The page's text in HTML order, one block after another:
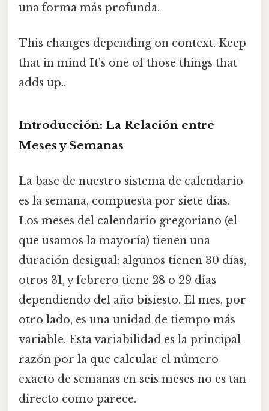
una forma más profunda.
This changes depending on context. Keep
that in mind It's one of those things that
adds up..
Introducción: La Relación entre
Meses y Semanas
La base de nuestro sistema de calendario
es la semana, compuesta por siete días.
Los meses del calendario gregoriano (el
que usamos la mayoría) tienen una
duración desigual: algunos tienen 30 días,
otros 31, y febrero tiene 28 o 29 días
dependiendo del año bisiesto. El mes, por
otro lado, es una unidad de tiempo más
variable. Esta variabilidad es la principal
razón por la que calcular el número
exacto de semanas en seis meses no es tan
directo como parece.